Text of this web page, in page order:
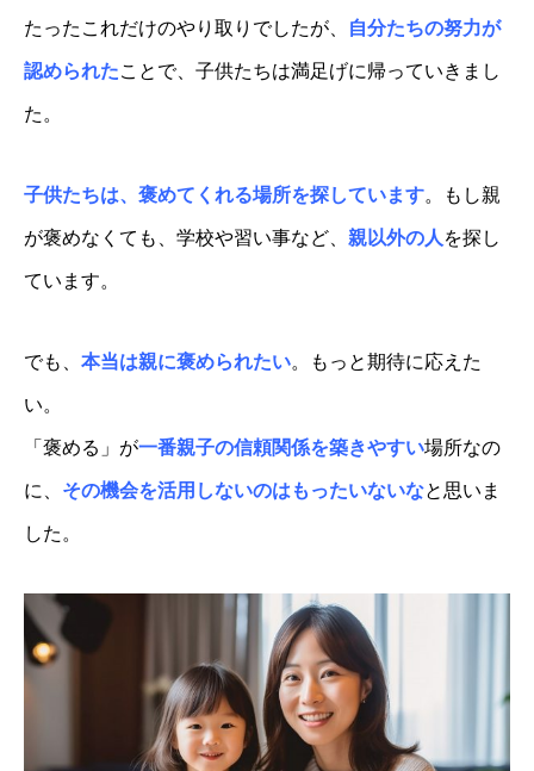
たったこれだけのやり取りでしたが、 自分たちの努力が
認められたことで、子供たちは満足げに帰っていきまし
た。
子供たちは、褒めてくれる場所を探しています。もし親
が褒めなくても、学校や習い事など、 親以外の人を探し
ています。
でも、 本当は親に褒められたい。もっと期待に応えた
い。
「褒める」が一番親子の信頼関係を築きやすい場所なの
に、 その機会を活用しないのはもったいないなと思いま
した。
親子1on1メソッドとは？
スピーチキッズ講座とは
プロフィール
ルクセンブルク発！珍獣の日々のツブヤキ(blog)